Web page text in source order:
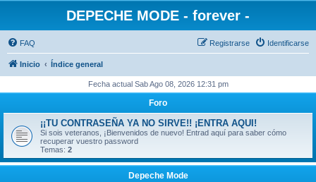
DEPECHE MODE - forever -
FAQ Identificarse
Registrarse
Inicio Índice general
Fecha actual Sab Ago 08, 2026 12:31 pm
Foro
¡¡TU CONTRASEÑA YA NO SIRVE!! ¡ENTRA AQUI!
Si sois veteranos, ¡Bienvenidos de nuevo! Entrad aquí para saber cómo
recuperar vuestro password
Temas: 2
Depeche Mode